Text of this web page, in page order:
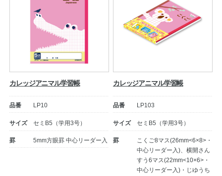
企業情報
カタログ お知らせ
お問い合わせ プライバシーポリシー
カレッジアニマル学習帳
品番 LP10
サイズ セミB5（学用3号）
罫 5mm方眼罫 中心リーダー入
カレッジアニマル学習帳
品番 LP103
サイズ セミB5（学用3号）
罫
こくご8マス(26mm<6×8>・
中心リーダー入)、横開さん
すう6マス(22mm<10×6>・
中心リーダー入)・じゆうち